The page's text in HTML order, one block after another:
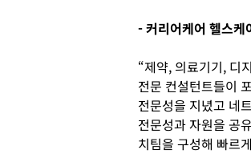
- 커리어케어 헬스케
“제약, 의료기기, 디
전문 컨설턴트들이
전문성을 지녔고 네
전문성과 자원을 공
치팀을 구성해 빠르